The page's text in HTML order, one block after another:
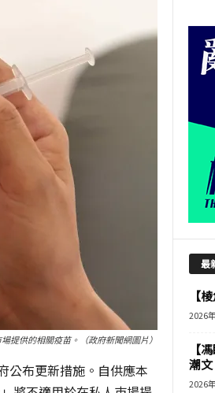
提供的相關疫苗。（政府新聞網圖片）
公布更新措施。自供應本
最
【
2026
【
潮文
2026